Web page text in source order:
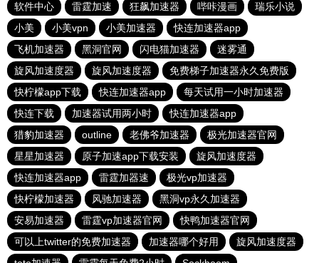
软件中心
雷霆加速 狂飙加速器 哔咔漫画
瑞乐小说
小美
小美vpn 小美加速器
快连加速器app
飞机加速器
黑洞官网 闪电猫加速器
迷雾通
旋风加速度器
旋风加速度器
免费梯子加速器永久免费版
快柠檬app下载
快连加速器app
每天试用一小时加速器
快连下载
加速器试用两小时
快连加速器app
猎豹加速器
outline 老佛爷加速器
极光加速器官网
星星加速器
原子加速app下载安装
旋风加速度器
快连加速器app
雷霆加器速
极光vp加速器
快柠檬加速器
风驰加速器
黑洞vp永久加速器
安易加速器
雷霆vp加速器官网
快鸭加速器官网
可以上twitter的免费加速器
加速器哪个好用
旋风加速度器